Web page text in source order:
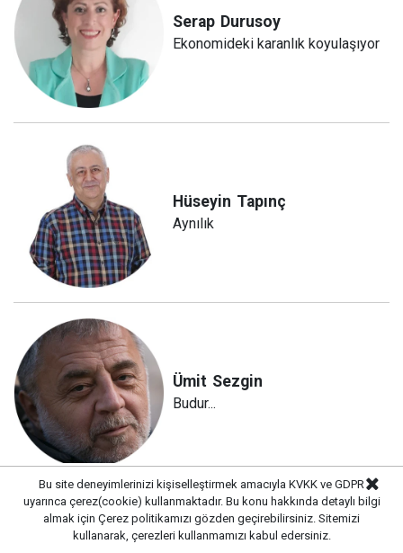
Serap Durusoy
Ekonomideki karanlık koyulaşıyor
Hüseyin Tapınç
Aynılık
Ümit Sezgin
Budur...
Bu site deneyimlerinizi kişiselleştirmek amacıyla KVKK ve GDPR
uyarınca çerez(cookie) kullanmaktadır. Bu konu hakkında detaylı bilgi
almak için Çerez politikamızı gözden geçirebilirsiniz. Sitemizi
kullanarak, çerezleri kullanmamızı kabul edersiniz.